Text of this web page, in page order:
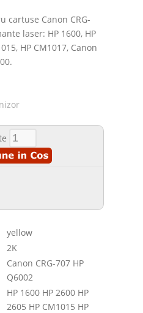
cartuse Canon CRG-
laser: HP 1600, HP
HP CM1017, Canon
yellow
2K
Canon CRG-707 HP
Q6002
HP 1600 HP 2600 HP
2605 HP CM1015 HP